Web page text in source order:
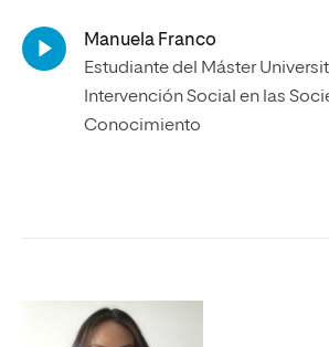
Manuela Franco
Estudiante del Máster
Intervención Social en las
Conocimiento